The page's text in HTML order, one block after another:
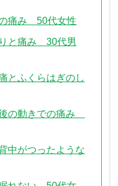
の痛み 50代女性
りと痛み 30代男
とふくらはぎのし
の動きでの痛み
中がつったような